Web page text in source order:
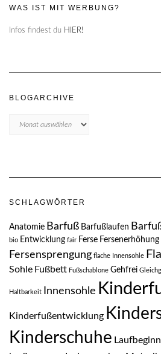
WAS IST MIT WERBUNG?
Infos findest du HIER!
BLOGARCHIVE
SCHLAGWÖRTER
Anatomie Barfuß Barfußlaufen
bio Entwicklung fair Ferse Fersenerhöhung
Fersensprengung flache Innensohle
Sohle Fußbett Fußschablone Gehfrei
Haltbarkeit Innensohle
Kinderfußentwicklung
Kinderschuhe Laufbeginn